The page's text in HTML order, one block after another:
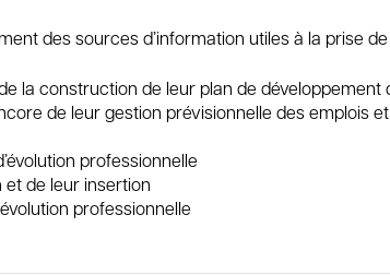
des sources d’information utiles à la prise
la construction de leur plan de développement
de leur gestion prévisionnelle des emplois
professionnelle
de leur insertion
professionnelle